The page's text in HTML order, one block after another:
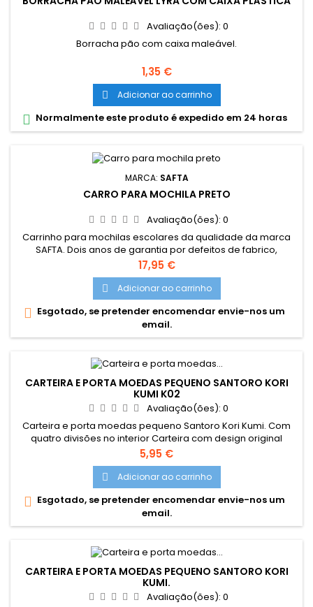
Avaliação(ões): 0
Borracha pão com caixa maleável.
Preço
1,35 €
 Adicionar ao carrinho
 Normalmente este produto é expedido em 24 horas
MARCA: SAFTA
CARRO PARA MOCHILA PRETO
Avaliação(ões): 0
Carrinho para mochilas escolares da qualidade da marca
SAFTA. Dois anos de garantia por defeitos de fabrico,
fabricado na união europeia. Rodas antivibração e
funcionamento silencioso. Rodas revestidas por borracha
transparente. Sistema de adaptação universal, compatível
com mochilas até 32cm x 16cm x 44cm. Asa ajustável com
duas posições em altura....
Preço
17,95 €
 Adicionar ao carrinho
 Esgotado, se pretender encomendar envie-nos um
email.
CARTEIRA E PORTA MOEDAS PEQUENO SANTORO KORI
KUMI K02
Avaliação(ões): 0
Carteira e porta moedas pequeno Santoro Kori Kumi. Com
quatro divisões no interior Carteira com design original
Santoro London
Preço
5,95 €
 Adicionar ao carrinho
 Esgotado, se pretender encomendar envie-nos um
email.
CARTEIRA E PORTA MOEDAS PEQUENO SANTORO KORI
KUMI.
Avaliação(ões): 0